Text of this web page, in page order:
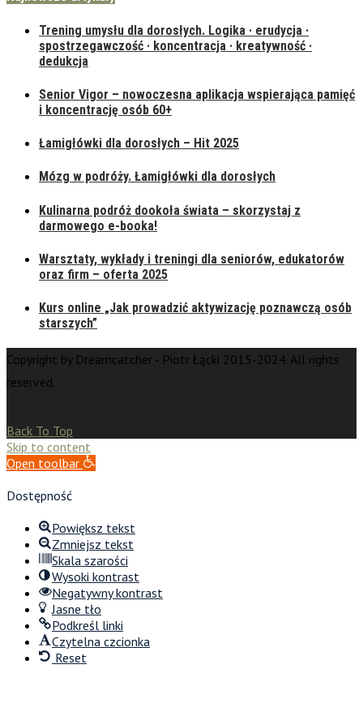
Trening umysłu dla dorosłych. Logika · erudycja ·
spostrzegawczość · koncentracja · kreatywność ·
dedukcja
Senior Vigor – nowoczesna aplikacja wspierająca pamięć
i koncentrację osób 60+
Łamigłówki dla dorosłych – Hit 2025
Mózg w podróży. Łamigłówki dla dorosłych
Kulinarna podróż dookoła świata – skorzystaj z
darmowego e-booka!
Warsztaty, wykłady i treningi dla seniorów, edukatorów
oraz firm – oferta 2025
Kurs online „Jak prowadzić aktywizację poznawczą osób
starszych”
Copyright by Dreamcatcher - Piotr Łącki 2015-2024. All rights
reserved.
Back To Top
Skip to content
Open toolbar
Dostępność
Powiększ tekst
Zmniejsz tekst
Skala szarości
Wysoki kontrast
Negatywny kontrast
Jasne tło
Podkreśl linki
Czytelna czcionka
Reset